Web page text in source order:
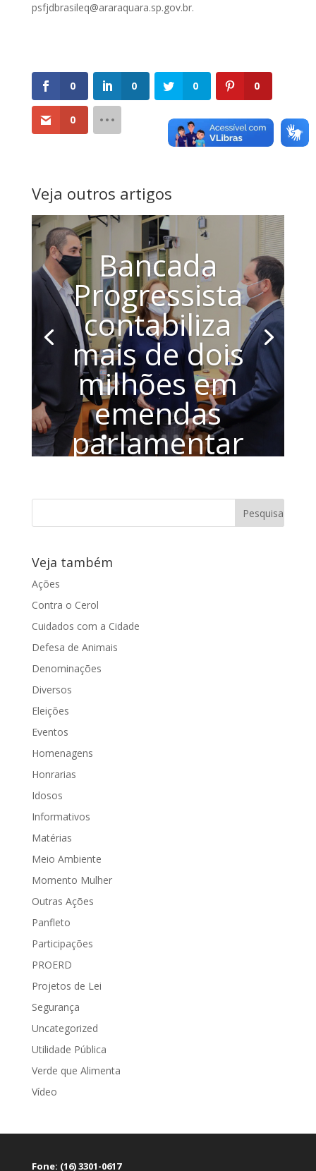
psfjdbrasileq@araraquara.sp.gov.br.
0 0 0 0
0
Veja outros artigos
Bancada
Progressista
contabiliza
mais de dois
milhões em
emendas
parlamentar
A Bancada Progressistas em Araraquara
Veja também
Ações
Contra o Cerol
Cuidados com a Cidade
Defesa de Animais
Denominações
Diversos
Eleições
Eventos
Homenagens
Honrarias
Idosos
Informativos
Matérias
Meio Ambiente
Momento Mulher
Outras Ações
Panfleto
Participações
PROERD
Projetos de Lei
Segurança
Uncategorized
Utilidade Pública
Verde que Alimenta
Vídeo
Fone: (16) 3301-0617